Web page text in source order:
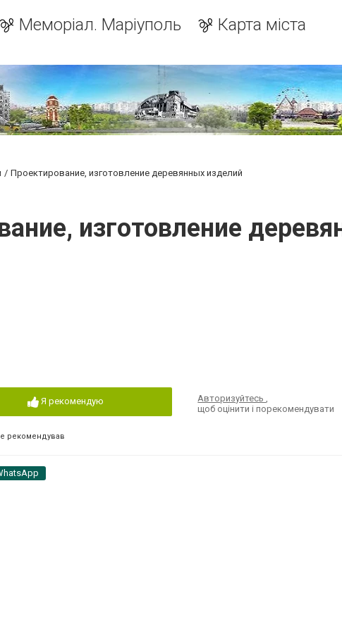
Меморіал. Маріуполь Карта міста
Проектирование, изготовление деревянных изделий
изготовление
Я рекомендую
рекомендував
Авторизуйтесь,
щоб оцінити і порекомендувати